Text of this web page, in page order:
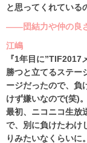
と思ってくれている
――団結力や仲の良
江嶋
『1年目に
勝つと立てるステー
ージだったので、負
けず嫌いなので(笑)。
最初、ニコニコ生放
で、別に負けたわけ
りみたいなくらいに